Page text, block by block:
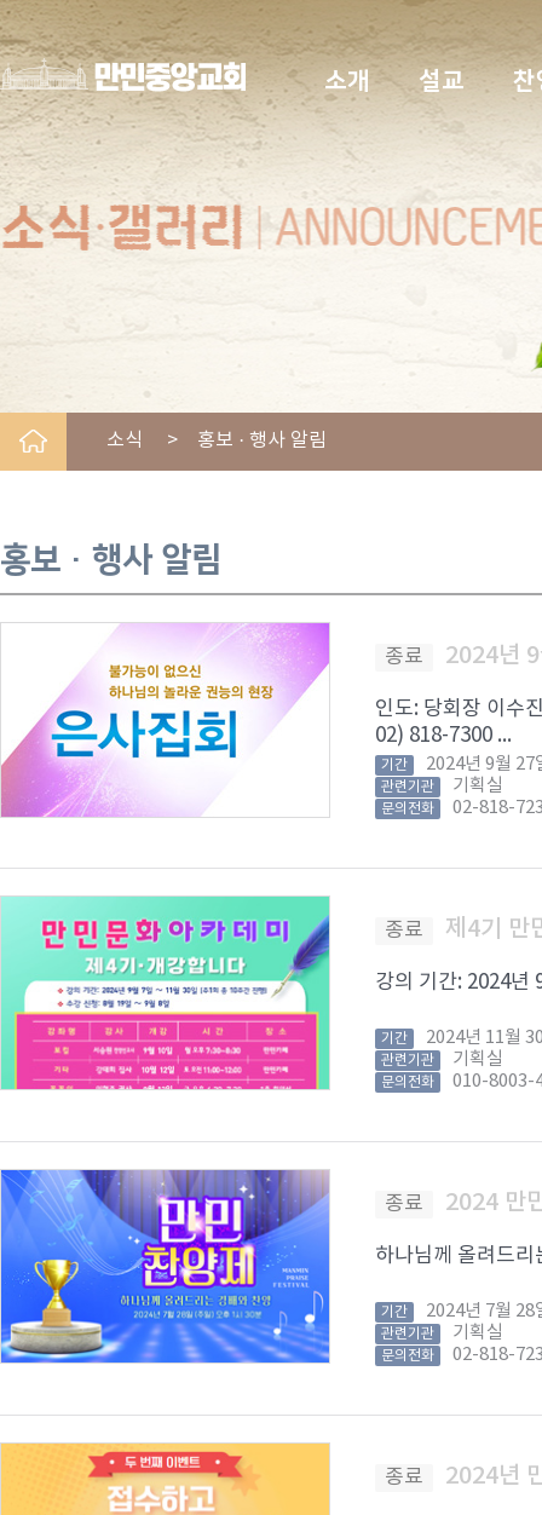
소개 설교 찬
소식 > 홍보 · 행사 알림
홍보 · 행사 알림
종료 2024년
인도: 당회장 이수
02) 818-7300 ...
기간 2024년 9월 27
관련기관 기획실
문의전화 02-818-
종료 제4기 만
강의 기간: 2024년
기간 2024년 11월
관련기관 기획실
문의전화 010-8003-
종료 2024 만
하나님께 올려드
기간 2024년 7월 28
관련기관 기획실
문의전화 02-818-
종료 2024년